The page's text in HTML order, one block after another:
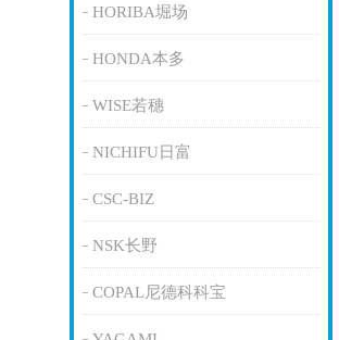
HORIBA堀场
HONDA本多
WISE若穗
NICHIFU日富
CSC-BIZ
NSK长野
COPAL尼德科科宝